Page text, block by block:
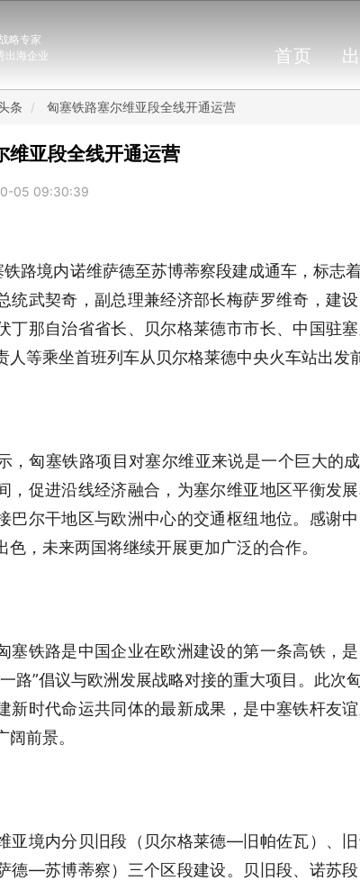
略专家
出海企业
首页
条 匈塞铁路塞尔维亚段全线开通运营
维亚段全线开通运营
05 09:30:39
路境内诺维萨德至苏博蒂察段建成通车，标志
统武契奇，副总理兼经济部长梅萨罗维奇，建
丁那自治省省长、贝尔格莱德市市长、中国驻
人等乘坐首班列车从贝尔格莱德中央火车站出发
，匈塞铁路项目对塞尔维亚来说是一个巨大的
，促进沿线经济融合，为塞尔维亚地区平衡发
巴尔干地区与欧洲中心的交通枢纽地位。感谢
色，未来两国将继续开展更加广泛的合作。
塞铁路是中国企业在欧洲建设的第一条高铁，
路”倡议与欧洲发展战略对接的重大项目。此次
新时代命运共同体的最新成果，是中塞铁杆友
阔前景。
亚境内分贝旧段（贝尔格莱德—旧帕佐瓦）、
德—苏博蒂察）三个区段建设。贝旧段、诺苏